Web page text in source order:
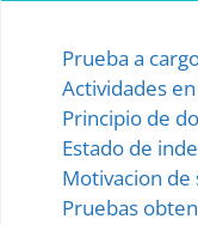
Prueba a
Actividades
Principio de
Estado de
Motivacion de
Pruebas